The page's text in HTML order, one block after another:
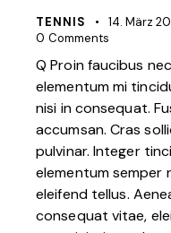
TENNIS 14. März
0 Comments
Q Proin faucibus
elementum mi
nisi in consequat.
accumsan. Cras
pulvinar. Integer
elementum semper
eleifend tellus.
consequat vitae,